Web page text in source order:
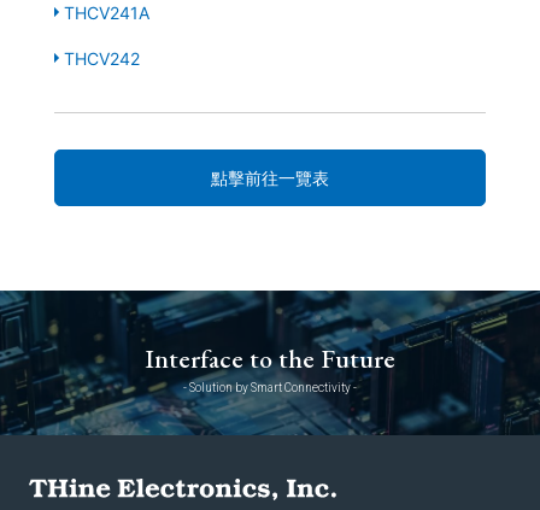
THCV241A
THCV242
點擊前往一覽表
Interface to the Future
- Solution by Smart Connectivity -